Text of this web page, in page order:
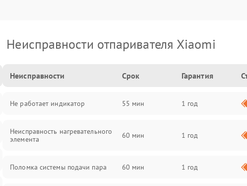
Неисправности отпаривателя Xiaomi
Неисправности Срок Гарантия
Не работает индикатор 55 мин 1 год
Неисправность нагревательного
элемента
60 мин 1 год
Поломка системы подачи пара 60 мин 1 год